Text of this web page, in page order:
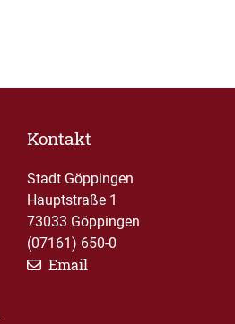
Kontakt
Stadt Göppingen
Hauptstraße 1
73033 Göppingen
(07161) 650-0
Email